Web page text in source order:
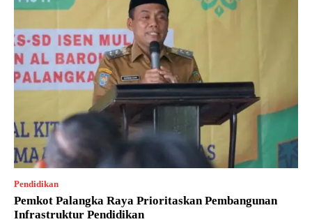
Pendidikan
Pemkot Palangka Raya Prioritaskan Pembangunan
Infrastruktur Pendidikan